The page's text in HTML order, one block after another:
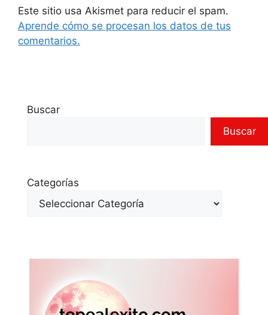
Este sitio usa Akismet para reducir el spam.
Aprende cómo se procesan los datos de tus
comentarios.
Buscar
Buscar
Categorías